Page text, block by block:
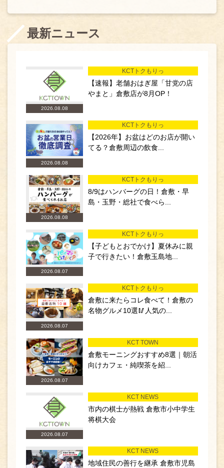
最新ニュース
2026.08.08
KCTトクもりっ
【速報】老舗おはぎ屋「甘党の店
やまと」倉敷店が8月OP！
2026.08.08
KCTトクもりっ
【2026年】お盆はどのお店が開い
てる？倉敷周辺の飲食...
2026.08.08
KCTトクもりっ
8/9はハンバーグの日！倉敷・早
島・玉野・総社で食べら...
2026.08.07
KCTトクもりっ
【子どもとおでかけ】夏休みに親
子で行きたい！倉敷玉島地...
2026.08.07
KCTトクもりっ
倉敷に来たらコレ食べて！倉敷の
名物グルメ10選🥢人気の...
2026.08.07
KCT TOWN
倉敷モーニングおすすめ8選｜朝活
向けカフェ・純喫茶を紹...
2026.08.07
KCT NEWS
市内の棋士が熱戦 倉敷市小中学生
将棋大会
KCT NEWS
地域住民の善行を継承 倉敷市児島